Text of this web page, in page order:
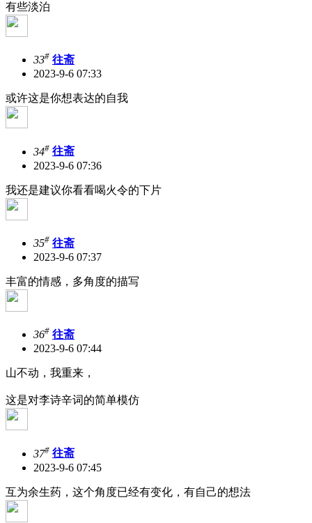
有些淡泊
33# 往斋
2023-9-6 07:33
或许这是你想表达的自我
34# 往斋
2023-9-6 07:36
我还是建议你看看喝火令的下片
35# 往斋
2023-9-6 07:37
丰富的情感，多角度的描写
36# 往斋
2023-9-6 07:44
山不动，我重来，
这是对李诗辛词的简单模仿
37# 往斋
2023-9-6 07:45
互为余生药，这个角度已经有变化，有自己的想法